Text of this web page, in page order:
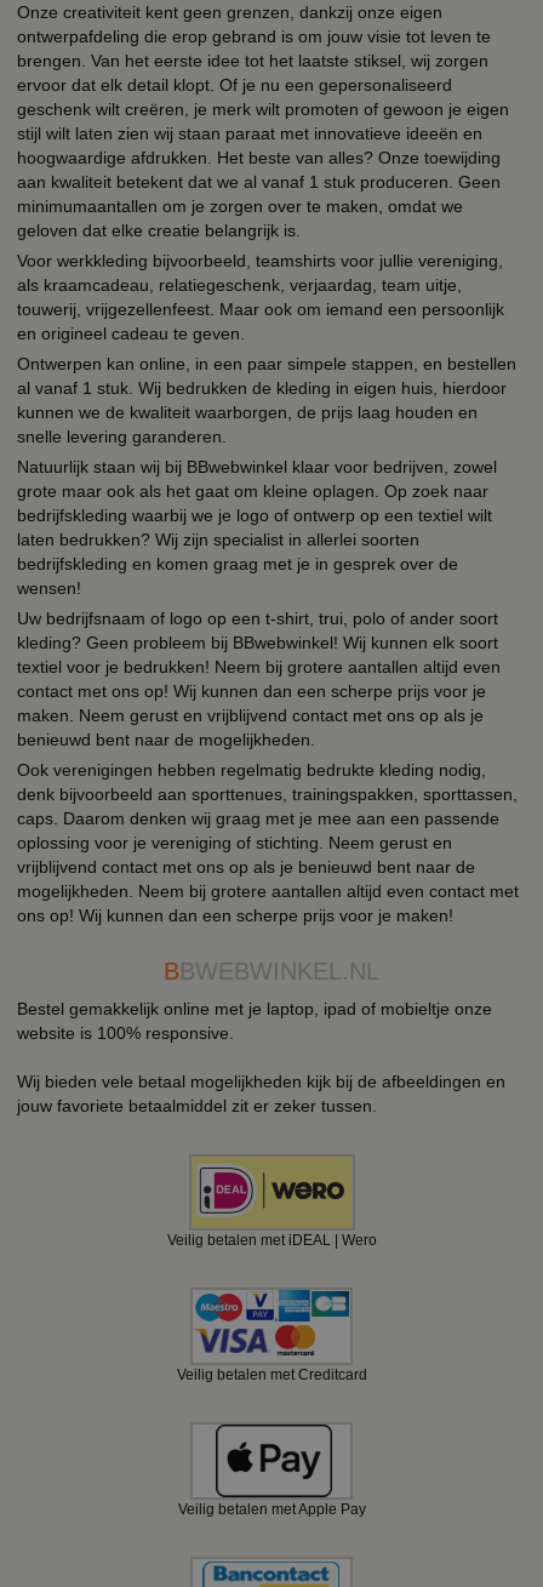
Onze creativiteit kent geen grenzen, dankzij onze eigen
ontwerpafdeling die erop gebrand is om jouw visie tot leven te
brengen. Van het eerste idee tot het laatste stiksel, wij zorgen
ervoor dat elk detail klopt. Of je nu een gepersonaliseerd
geschenk wilt creëren, je merk wilt promoten of gewoon je eigen
stijl wilt laten zien wij staan paraat met innovatieve ideeën en
hoogwaardige afdrukken. Het beste van alles? Onze toewijding
aan kwaliteit betekent dat we al vanaf 1 stuk produceren. Geen
minimumaantallen om je zorgen over te maken, omdat we
geloven dat elke creatie belangrijk is.
Voor werkkleding bijvoorbeeld, teamshirts voor jullie vereniging,
als kraamcadeau, relatiegeschenk, verjaardag, team uitje,
touwerij, vrijgezellenfeest. Maar ook om iemand een persoonlijk
en origineel cadeau te geven.
Ontwerpen kan online, in een paar simpele stappen, en bestellen
al vanaf 1 stuk. Wij bedrukken de kleding in eigen huis, hierdoor
kunnen we de kwaliteit waarborgen, de prijs laag houden en
snelle levering garanderen.
Natuurlijk staan wij bij BBwebwinkel klaar voor bedrijven, zowel
grote maar ook als het gaat om kleine oplagen. Op zoek naar
bedrijfskleding waarbij we je logo of ontwerp op een textiel wilt
laten bedrukken? Wij zijn specialist in allerlei soorten
bedrijfskleding en komen graag met je in gesprek over de
wensen!
Uw bedrijfsnaam of logo op een t-shirt, trui, polo of ander soort
kleding? Geen probleem bij BBwebwinkel! Wij kunnen elk soort
textiel voor je bedrukken! Neem bij grotere aantallen altijd even
contact met ons op! Wij kunnen dan een scherpe prijs voor je
maken. Neem gerust en vrijblijvend contact met ons op als je
benieuwd bent naar de mogelijkheden.
Ook verenigingen hebben regelmatig bedrukte kleding nodig,
denk bijvoorbeeld aan sporttenues, trainingspakken, sporttassen,
caps. Daarom denken wij graag met je mee aan een passende
oplossing voor je vereniging of stichting. Neem gerust en
vrijblijvend contact met ons op als je benieuwd bent naar de
mogelijkheden. Neem bij grotere aantallen altijd even contact met
ons op! Wij kunnen dan een scherpe prijs voor je maken!
BBWEBWINKEL.NL
Bestel gemakkelijk online met je laptop, ipad of mobieltje onze
website is 100% responsive.
Wij bieden vele betaal mogelijkheden kijk bij de afbeeldingen en
jouw favoriete betaalmiddel zit er zeker tussen.
Veilig betalen met iDEAL | Wero
Veilig betalen met Creditcard
Veilig betalen met Apple Pay